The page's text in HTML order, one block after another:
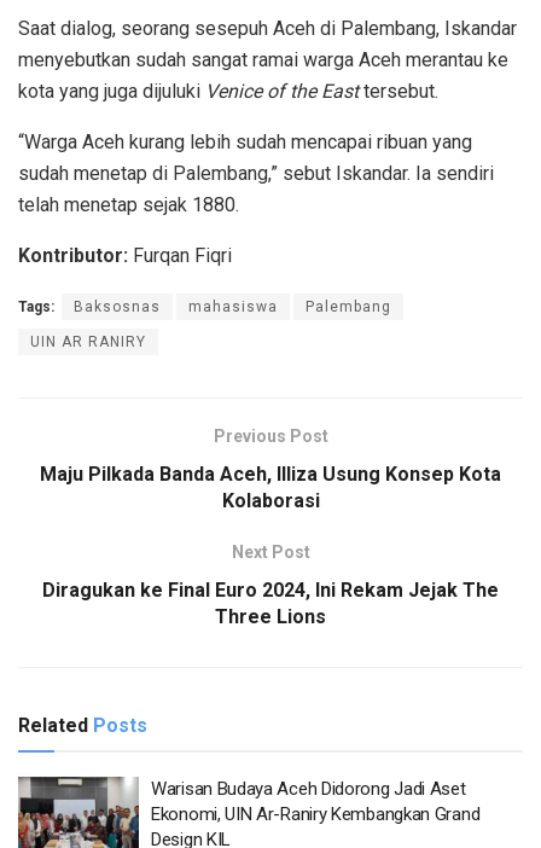
Saat dialog, seorang sesepuh Aceh di Palembang, Iskandar
menyebutkan sudah sangat ramai warga Aceh merantau ke
kota yang juga dijuluki Venice of the Easttersebut.
“Warga Aceh kurang lebih sudah mencapai ribuan yang
sudah menetap di Palembang,” sebut Iskandar. Ia sendiri
telah menetap sejak 1880.
Kontributor: Furqan Fiqri
Tags: Baksosnas mahasiswa Palembang
UIN AR RANIRY
Previous Post
Maju Pilkada Banda Aceh, Illiza Usung Konsep Kota
Kolaborasi
Next Post
Diragukan ke Final Euro 2024, Ini Rekam Jejak The
Three Lions
Related Posts
Warisan Budaya Aceh Didorong Jadi Aset
Ekonomi, UIN Ar-Raniry Kembangkan Grand
Design KIL